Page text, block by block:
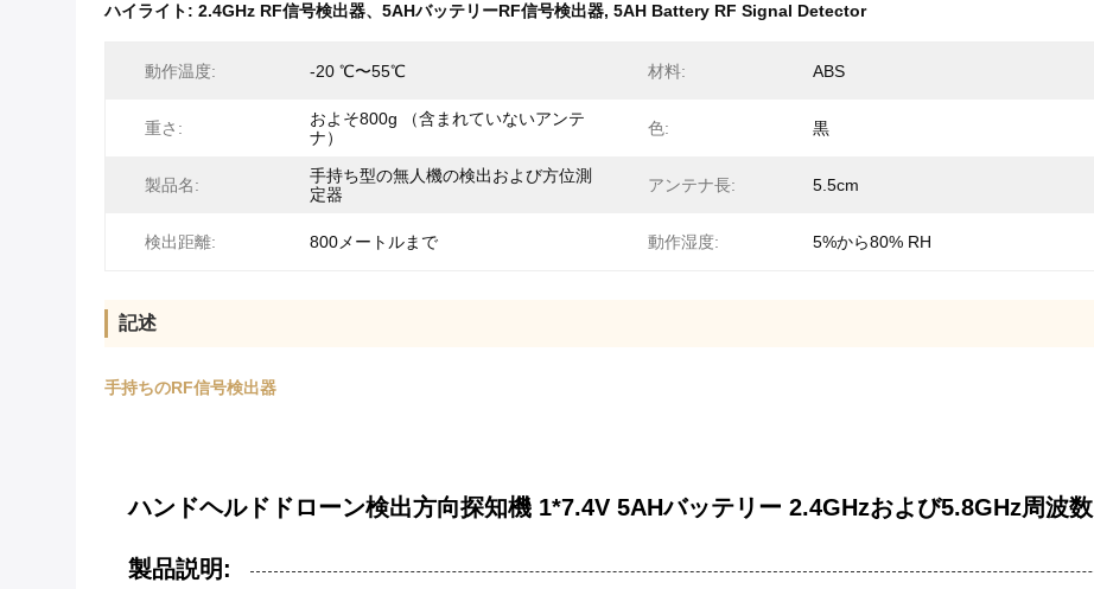
ハイライト: 2.4GHz RF信号検出器、5AHバッテリーRF信号検出器, 5AH Battery RF Signal Detector
動作温度: -20 ℃〜55℃ 材料: ABS
重さ:
およそ800g （含まれていないアンテ
ナ）
色: 黒
製品名:
手持ち型の無人機の検出および方位測
定器
アンテナ長: 5.5cm
検出距離: 800メートルまで 動作湿度: 5%から80% RH
記述
手持ちのRF信号検出器
ハンドヘルドドローン検出方向探知機 1*7.4V 5AHバッテリー 2.4GHzおよび5.8GHz周波数
製品説明: